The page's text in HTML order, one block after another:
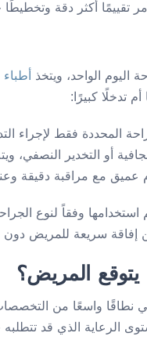
تقييمًا أكثر دقة
اليوم الواحد، ويتخذ
تدخلًا كبيرًا:
المحددة فقط لإجراء
أو التخدير النصفي،
مع مراقبة دقيقة
استخدامها وفقاً لنوع
إفاقة سريعة للمريض
يتوقع المريض؟
نطاقًا واسعًا من